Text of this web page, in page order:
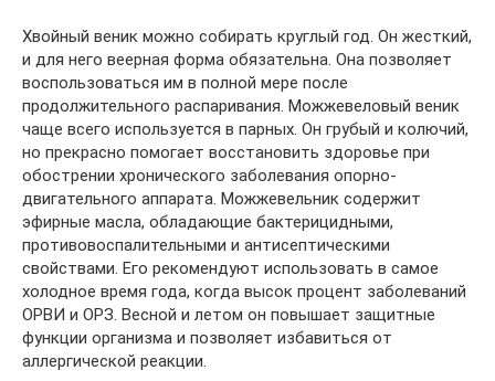
Хвойный веник можно собирать круглый год. Он жесткий,
и для него веерная форма обязательна. Она позволяет
воспользоваться им в полной мере после
продолжительного распаривания. Можжевеловый веник
чаще всего используется в парных. Он грубый и колючий,
но прекрасно помогает восстановить здоровье при
обострении хронического заболевания опорно-
двигательного аппарата. Можжевельник содержит
эфирные масла, обладающие бактерицидными,
противовоспалительными и антисептическими
свойствами. Его рекомендуют использовать в самое
холодное время года, когда высок процент заболеваний
ОРВИ и ОРЗ. Весной и летом он повышает защитные
функции организма и позволяет избавиться от
аллергической реакции.